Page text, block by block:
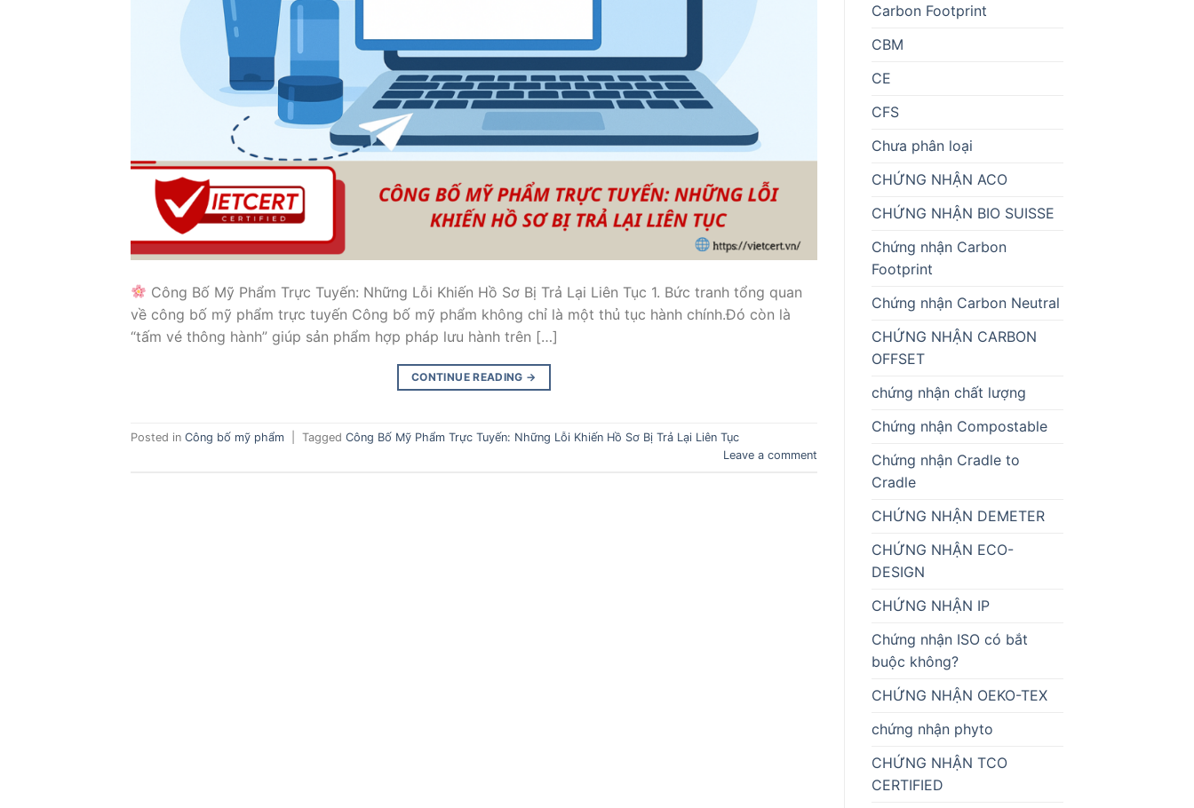
Công Bố Mỹ Phẩm Trực Tuyến: Những Lỗi Khiến Hồ Sơ Bị Trả Lại Liên Tục 1. Bức tranh tổng quan
về công bố mỹ phẩm trực tuyến Công bố mỹ phẩm không chỉ là một thủ tục hành chính.Đó còn là
“tấm vé thông hành” giúp sản phẩm hợp pháp lưu hành trên […]
CONTINUE READING →
Posted in Công bố mỹ phẩm Tagged Công Bố Mỹ Phẩm Trực Tuyến: Những Lỗi Khiến Hồ Sơ Bị Trả Lại Liên Tục
Leave a comment
Carbon Footprint
CBM
CE
CFS
Chưa phân loại
CHỨNG NHẬN ACO
CHỨNG NHẬN BIO SUISSE
Chứng nhận Carbon
Footprint
Chứng nhận Carbon Neutral
CHỨNG NHẬN CARBON
OFFSET
chứng nhận chất lượng
Chứng nhận Compostable
Chứng nhận Cradle to
Cradle
CHỨNG NHẬN DEMETER
CHỨNG NHẬN ECO-
DESIGN
CHỨNG NHẬN IP
Chứng nhận ISO có bắt
buộc không?
CHỨNG NHẬN OEKO-TEX
chứng nhận phyto
CHỨNG NHẬN TCO
CERTIFIED